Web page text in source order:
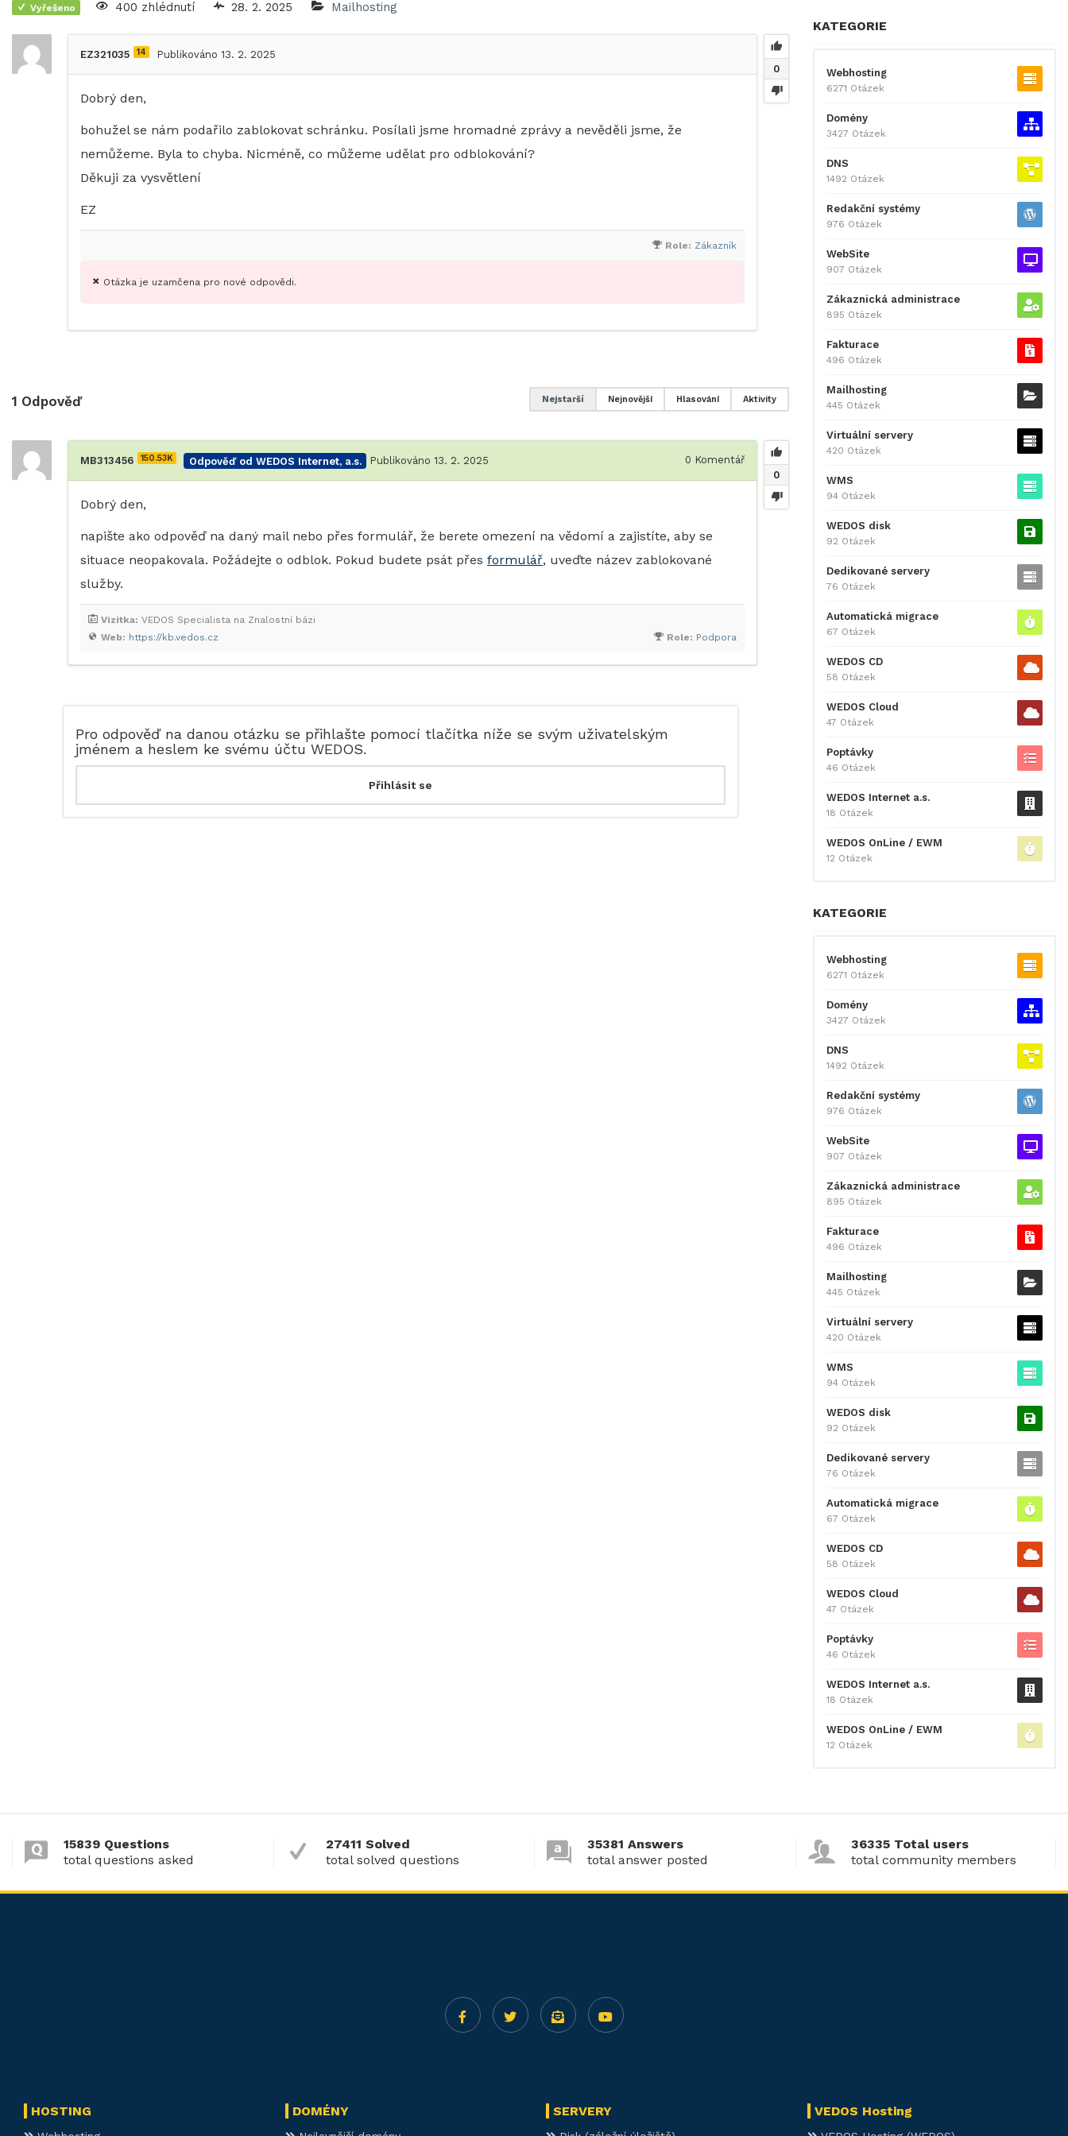
Vyřešeno 400 zhlédnutí 28. 2. 2025 Mailhosting
0
EZ321035 14 Publikováno 13. 2. 2025
Dobrý den,
bohužel se nám podařilo zablokovat schránku. Posílali jsme hromadné zprávy a nevěděli jsme, že
nemůžeme. Byla to chyba. Nicméně, co můžeme udělat pro odblokování?
Děkuji za vysvětlení
EZ
Role: Zákazník
Otázka je uzamčena pro nové odpovědi.
1 Odpověď Aktivity
Hlasování
Nejnovější
Nejstarší
0
MB313456 150.53K Odpověď od WEDOS Internet, a.s. Publikováno 13. 2. 2025 0 Komentář
Dobrý den,
napište ako odpověď na daný mail nebo přes formulář, že berete omezení na vědomí a zajistíte, aby se
situace neopakovala. Požádejte o odblok. Pokud budete psát přes formulář, uveďte název zablokované
služby.
Role: Podpora
Web: https://kb.vedos.cz
Vizitka: VEDOS Specialista na Znalostní bázi
Pro odpověď na danou otázku se přihlašte pomocí tlačítka níže se svým uživatelským
jménem a heslem ke svému účtu WEDOS.
KATEGORIE
Webhosting
6271 Otázek
Domény
3427 Otázek
DNS
1492 Otázek
Redakční systémy
976 Otázek
WebSite
907 Otázek
Zákaznická administrace
895 Otázek
Fakturace
496 Otázek
Mailhosting
445 Otázek
Virtuální servery
420 Otázek
WMS
94 Otázek
WEDOS disk
92 Otázek
Dedikované servery
76 Otázek
Automatická migrace
67 Otázek
WEDOS CD
58 Otázek
WEDOS Cloud
47 Otázek
Poptávky
46 Otázek
WEDOS Internet a.s.
18 Otázek
WEDOS OnLine / EWM
12 Otázek
KATEGORIE
Webhosting
6271 Otázek
Domény
3427 Otázek
DNS
1492 Otázek
Redakční systémy
976 Otázek
WebSite
907 Otázek
Zákaznická administrace
895 Otázek
Fakturace
496 Otázek
Mailhosting
445 Otázek
Virtuální servery
420 Otázek
WMS
94 Otázek
WEDOS disk
92 Otázek
Dedikované servery
76 Otázek
Automatická migrace
67 Otázek
WEDOS CD
58 Otázek
WEDOS Cloud
47 Otázek
Poptávky
46 Otázek
WEDOS Internet a.s.
18 Otázek
WEDOS OnLine / EWM
12 Otázek
15839 Questions
total questions asked
27411 Solved
total solved questions
35381 Answers
total answer posted
36335 Total users
total community members
HOSTING DOMÉNY SERVERY VEDOS Hosting